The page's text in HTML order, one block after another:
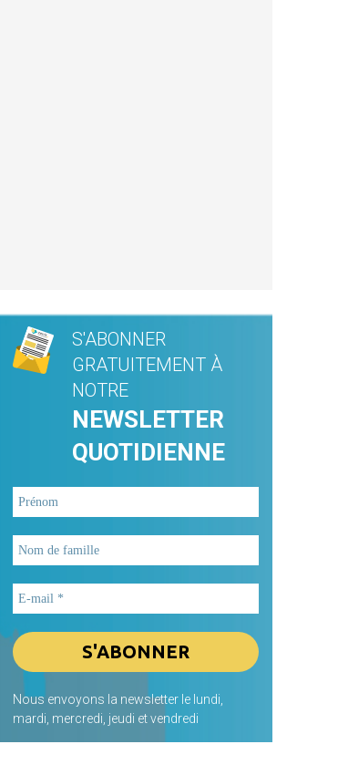
S'ABONNER
GRATUITEMENT À
NOTRE
NEWSLETTER
QUOTIDIENNE
Nous envoyons la newsletter le lundi,
mardi, mercredi, jeudi et vendredi